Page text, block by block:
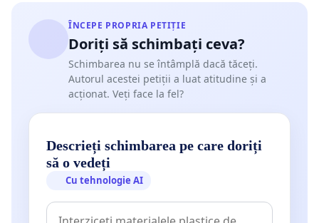
ÎNCEPE PROPRIA PETIȚIE
Doriți să schimbați ceva?
Schimbarea nu se întâmplă dacă tăceți.
Autorul acestei petiții a luat atitudine și a
acționat. Veți face la fel?
Descrieți schimbarea pe care doriți
să o vedeți
Cu tehnologie AI